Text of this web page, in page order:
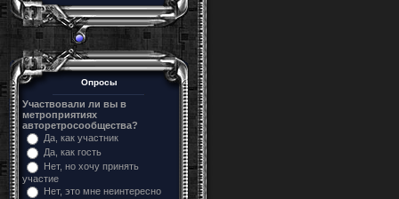
Опросы
Участвовали ли вы в
метроприятиях
авторетросообщества?
Да, как участник
Да, как гость
Нет, но хочу принять
участие
Нет, это мне неинтересно